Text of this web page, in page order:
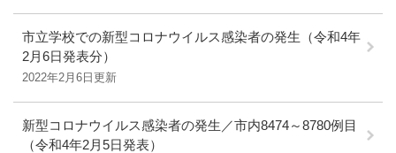
市立学校での新型コロナウイルス感染者の発生（令和4年
2月6日発表分）
2022年2月6日更新
新型コロナウイルス感染者の発生／市内8474～8780例目
（令和4年2月5日発表）